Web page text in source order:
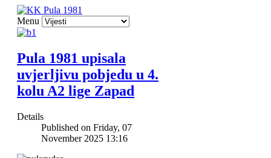
Menu
Pula 1981 upisala
uvjerljivu pobjedu u 4.
kolu A2 lige Zapad
Details
Published on Friday, 07
November 2025 13:16